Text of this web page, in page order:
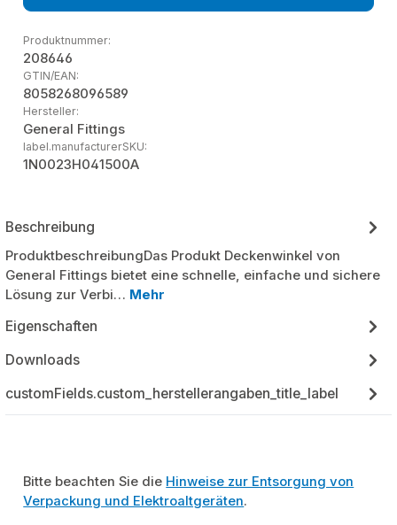
Produktnummer:
208646
GTIN/EAN:
8058268096589
Hersteller:
General Fittings
label.manufacturerSKU:
1N0023H041500A
Beschreibung
ProduktbeschreibungDas Produkt Deckenwinkel von
General Fittings bietet eine schnelle, einfache und sichere
Lösung zur Verbi… Mehr
Eigenschaften
Downloads
customFields.custom_herstellerangaben_title_label
Bitte beachten Sie die Hinweise zur Entsorgung von
Verpackung und Elektroaltgeräten.